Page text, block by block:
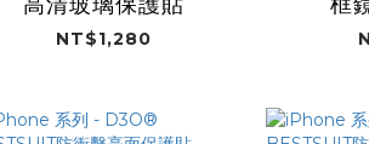
NT$1,280